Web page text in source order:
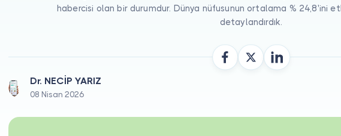
habercisi olan bir durumdur. Dünya nüfusunun ortalama % 24,8'ini
detaylandırdık.
Dr. NECİP YARIZ
08 Nisan 2026